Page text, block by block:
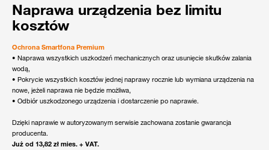
Naprawa urządzenia bez limitu
kosztów
Ochrona Smartfona Premium
• Naprawa wszystkich uszkodzeń mechanicznych oraz usunięcie skutków zalania
wodą,
• Pokrycie wszystkich kosztów jednej naprawy rocznie lub wymiana urządzenia na
nowe, jeżeli naprawa nie będzie możliwa,
• Odbiór uszkodzonego urządzenia i dostarczenie po naprawie.
Dzięki naprawie w autoryzowanym serwisie zachowana zostanie gwarancja
producenta.
Już od 13,82 zł mies. + VAT.